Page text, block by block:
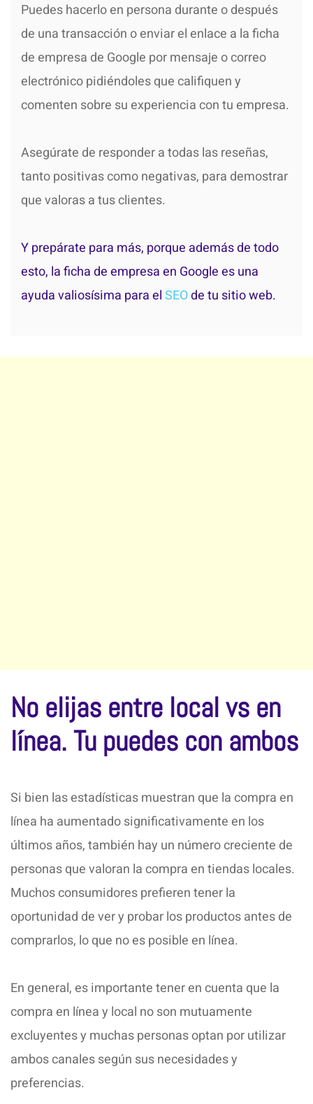
Puedes hacerlo en persona durante o después
de una transacción o enviar el enlace a la ficha
de empresa de Google por mensaje o correo
electrónico pidiéndoles que califiquen y
comenten sobre su experiencia con tu empresa.
Asegúrate de responder a todas las reseñas,
tanto positivas como negativas, para demostrar
que valoras a tus clientes.
Y prepárate para más, porque además de todo
esto, la ficha de empresa en Google es una
ayuda valiosísima para elSEOde tu sitio web.
No elijas entre local vs en
línea. Tu puedes con ambos
Si bien las estadísticas muestran que la compra en
línea ha aumentado significativamente en los
últimos años, también hay un número creciente de
personas que valoran la compra en tiendas locales.
Muchos consumidores prefieren tener la
oportunidad de ver y probar los productos antes de
comprarlos, lo que no es posible en línea.
En general, es importante tener en cuenta que la
compra en línea y local no son mutuamente
excluyentes y muchas personas optan por utilizar
ambos canales según sus necesidades y
preferencias.